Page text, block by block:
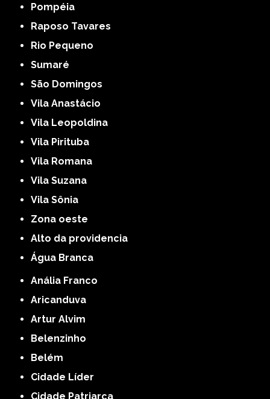
Pompéia
Raposo Tavares
Rio Pequeno
Sumaré
São Domingos
Vila Anastácio
Vila Leopoldina
Vila Pirituba
Vila Romana
Vila Suzana
Vila Sônia
Zona oeste
alto da providencia
Água Branca
Anália Franco
Aricanduva
Artur Alvim
Belenzinho
Belém
Cidade Líder
Cidade Patriarca